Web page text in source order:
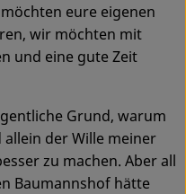
eure eigenen
wir möchten mit
und eine gute Zeit
Grund, warum
der Wille meiner
zu machen. Aber all
Baumannshof hätte